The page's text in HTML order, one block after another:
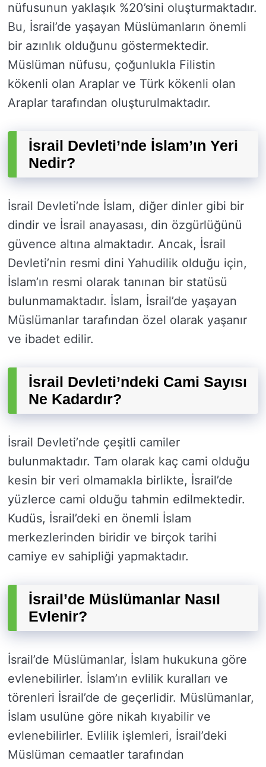
nüfusunun yaklaşık %20’sini oluşturmaktadır.
Bu, İsrail’de yaşayan Müslümanların önemli
bir azınlık olduğunu göstermektedir.
Müslüman nüfusu, çoğunlukla Filistin
kökenli olan Araplar ve Türk kökenli olan
Araplar tarafından oluşturulmaktadır.
İsrail Devleti’nde İslam’ın Yeri
Nedir?
İsrail Devleti’nde İslam, diğer dinler gibi bir
dindir ve İsrail anayasası, din özgürlüğünü
güvence altına almaktadır. Ancak, İsrail
Devleti’nin resmi dini Yahudilik olduğu için,
İslam’ın resmi olarak tanınan bir statüsü
bulunmamaktadır. İslam, İsrail’de yaşayan
Müslümanlar tarafından özel olarak yaşanır
ve ibadet edilir.
İsrail Devleti’ndeki Cami Sayısı
Ne Kadardır?
İsrail Devleti’nde çeşitli camiler
bulunmaktadır. Tam olarak kaç cami olduğu
kesin bir veri olmamakla birlikte, İsrail’de
yüzlerce cami olduğu tahmin edilmektedir.
Kudüs, İsrail’deki en önemli İslam
merkezlerinden biridir ve birçok tarihi
camiye ev sahipliği yapmaktadır.
İsrail’de Müslümanlar Nasıl
Evlenir?
İsrail’de Müslümanlar, İslam hukukuna göre
evlenebilirler. İslam’ın evlilik kuralları ve
törenleri İsrail’de de geçerlidir. Müslümanlar,
İslam usulüne göre nikah kıyabilir ve
evlenebilirler. Evlilik işlemleri, İsrail’deki
Müslüman cemaatler tarafından